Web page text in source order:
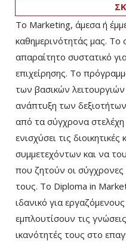
Το Marketing, άμεσα ή
καθημερινότητάς μας. Το
απαραίτητο συστατικό
επιχείρησης. Το
των βασικών
ανάπτυξη των
από τα σύγχρονα
ενισχύσει τις
συμμετεχόντων και να
που ζητούν οι σύγχρονες
τους. Το Diploma in
ιδανικό για
εμπλουτίσουν τις
ικανότητές τους στο